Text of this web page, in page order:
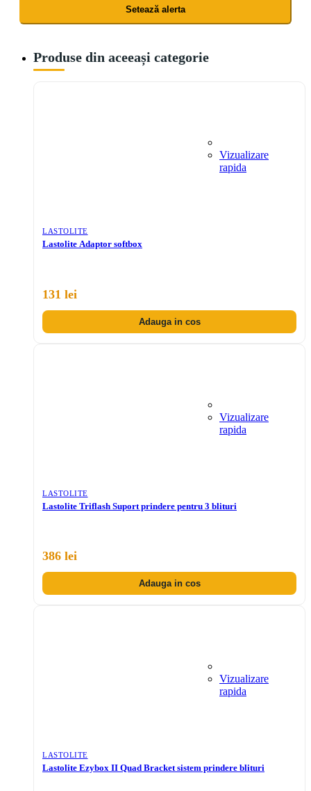
Setează alerta
Produse din aceeași categorie
Vizualizare
rapida
LASTOLITE
Lastolite Adaptor softbox
131 lei
Adauga in cos
Vizualizare
rapida
LASTOLITE
Lastolite Triflash Suport prindere pentru 3 blituri
386 lei
Adauga in cos
Vizualizare
rapida
LASTOLITE
Lastolite Ezybox II Quad Bracket sistem prindere blituri